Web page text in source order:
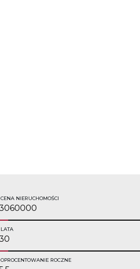
CENA NIERUCHOMOŚCI
LATA
OPROCENTOWANIE ROCZNE